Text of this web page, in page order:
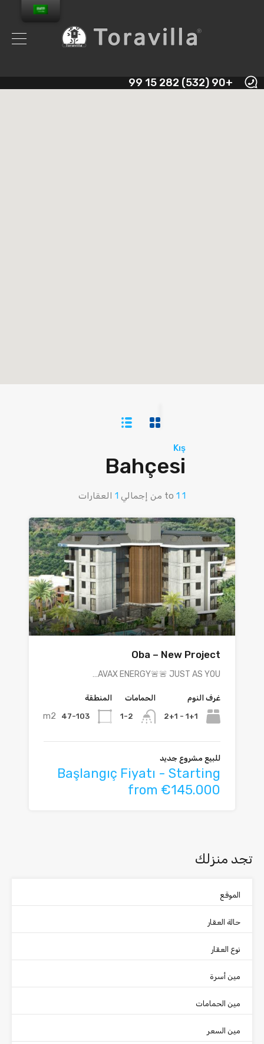
+90 (532) 282 15 99
Kış
Bahçesi
1
to 1 من إجمالي 1 العقارات
Oba – New Project
AVAX ENERGY🚨🚨 JUST AS YOU…
غرف النوم
1+1 - 2+1
الحمامات
1-2
المنطقة
47-103
m2
للبيع مشروع جديد
Başlangıç Fiyatı - Starting
from €145.000
تجد منزلك
الموقع
حالة العقار
نوع العقار
مين أسرة
مين الحمامات
مين السعر